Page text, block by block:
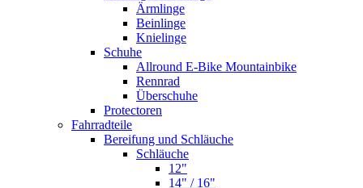
Ärmlinge
Beinlinge
Knielinge
Schuhe
Allround E-Bike Mountainbike
Rennrad
Überschuhe
Protectoren
Fahrradteile
Bereifung und Schläuche
Schläuche
12"
14" / 16"